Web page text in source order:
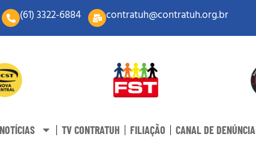
(61) 3322-6884 contratuh@contratuh.org.br
NOTÍCIAS TV CONTRATUH FILIAÇÃO CANAL DE DENÚNCIA